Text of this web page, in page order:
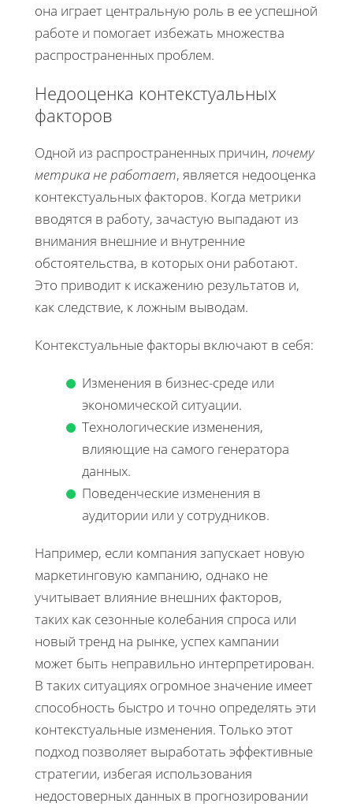
она играет центральную роль в ее успешной
работе и помогает избежать множества
распространенных проблем.
Недооценка контекстуальных
факторов
Одной из распространенных причин, почему
метрика не работает, является недооценка
контекстуальных факторов. Когда метрики
вводятся в работу, зачастую выпадают из
внимания внешние и внутренние
обстоятельства, в которых они работают.
Это приводит к искажению результатов и,
как следствие, к ложным выводам.
Контекстуальные факторы включают в себя:
Изменения в бизнес-среде или
экономической ситуации.
Технологические изменения,
влияющие на самого генератора
данных.
Поведенческие изменения в
аудитории или у сотрудников.
Например, если компания запускает новую
маркетинговую кампанию, однако не
учитывает влияние внешних факторов,
таких как сезонные колебания спроса или
новый тренд на рынке, успех кампании
может быть неправильно интерпретирован.
В таких ситуациях огромное значение имеет
способность быстро и точно определять эти
контекстуальные изменения. Только этот
подход позволяет выработать эффективные
стратегии, избегая использования
недостоверных данных в прогнозировании